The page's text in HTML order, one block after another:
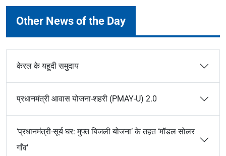
Other News of the Day
केरल के यहूदी समुदाय
प्रधानमंत्री आवास योजना-शहरी (PMAY-U) 2.0
‘प्रधानमंत्री-सूर्य घर: मुफ्त बिजली योजना’ के तहत ‘मॉडल सोलर
गाँव’